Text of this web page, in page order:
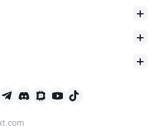
Metaverse Clinic that will offer a
professionals where clients upon
of the stigma attached to mental
be used for?
the globe via our Decentralized